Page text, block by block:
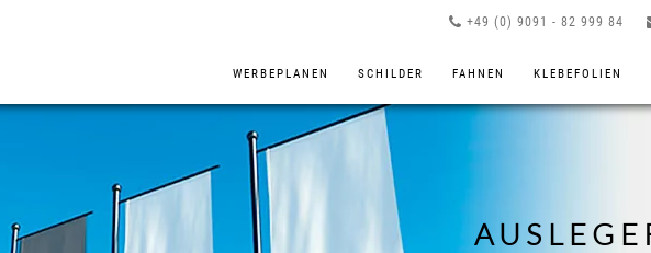
+49 (0) 9091 - 82 999 84
WERBEPLANEN SCHILDER FAHNEN KLEBEFOLIEN